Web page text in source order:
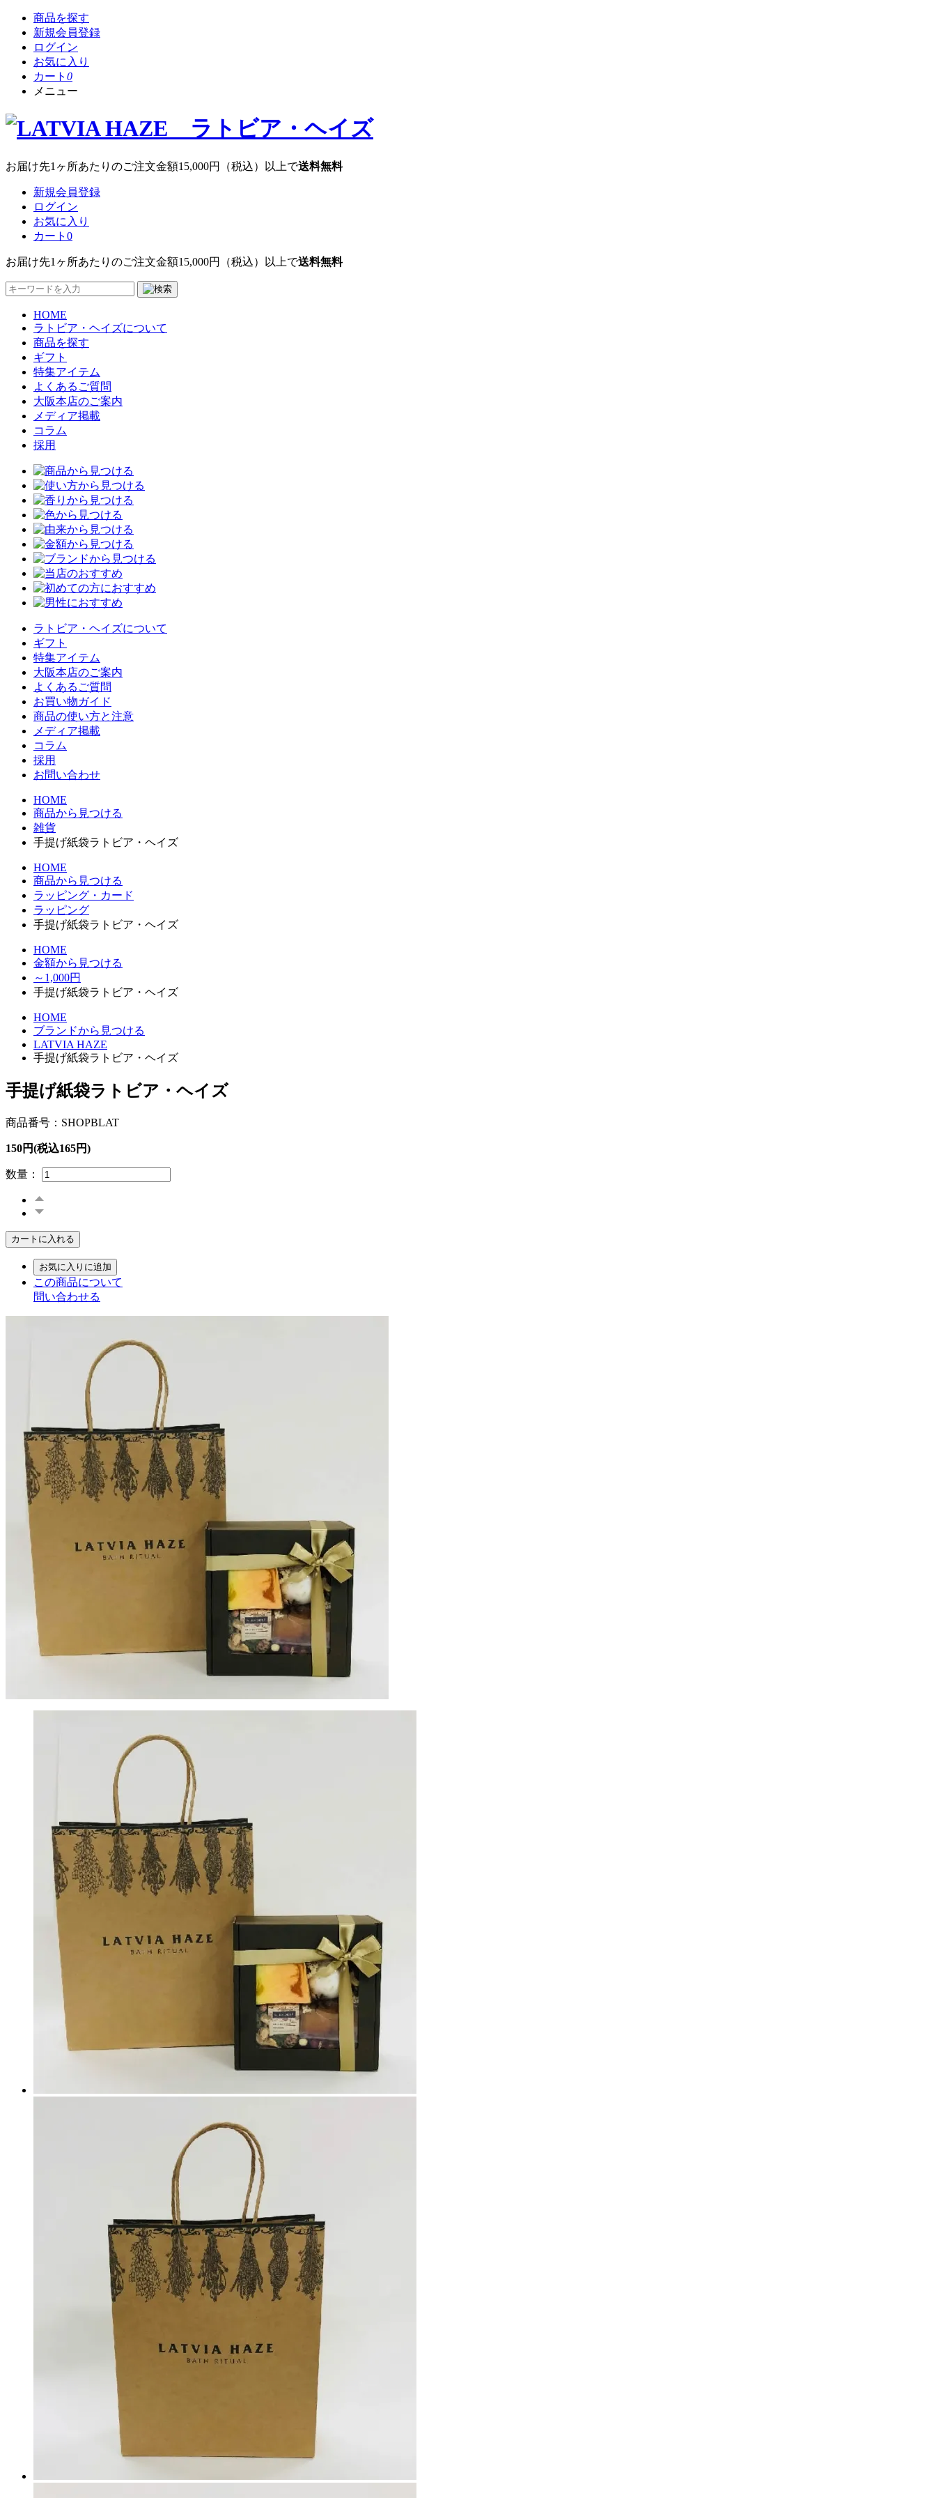
商品を探す
新規会員登録
ログイン
お気に入り
カート 0
メニュー
お届け先1ヶ所あたりのご注文金額15,000円 （税込）以上で送料無料
新規会員登録
ログイン
お気に入り
カート 0
お届け先1ヶ所あたりのご注文金額15,000円 （税込）以上で送料無料
HOME
ラトビア・ヘイズについて
商品を探す
ギフト
特集アイテム
よくあるご質問
大阪本店のご案内
メディア掲載
コラム
採用
ラトビア・ヘイズについて
ギフト
特集アイテム
大阪本店のご案内
よくあるご質問
お買い物ガイド
商品の使い方と注意
メディア掲載
コラム
採用
お問い合わせ
HOME
商品から見つける
雑貨
手提げ紙袋ラトビア・ヘイズ
HOME
商品から見つける
ラッピング・カード
ラッピング
手提げ紙袋ラトビア・ヘイズ
HOME
金額から見つける
～1,000円
手提げ紙袋ラトビア・ヘイズ
HOME
ブランドから見つける
LATVIA HAZE
手提げ紙袋ラトビア・ヘイズ
手提げ紙袋ラトビア・ヘイズ
商品番号：SHOPBLAT
150円(税込165円)
数量：
カートに入れる
お気に入りに追加
この商品について
問い合わせる